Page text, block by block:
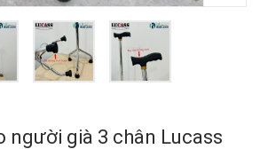
người già 3 chân Lucass